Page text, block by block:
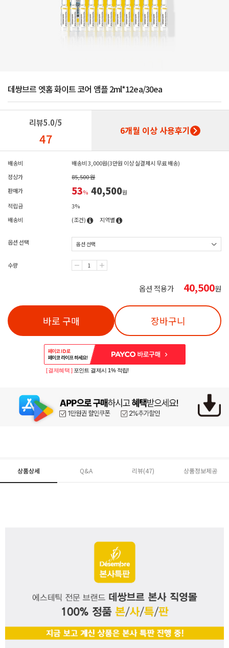
데쌍브르 엣홈 화이트 코어 앰플 2ml*12ea/30ea
리뷰5.0/5
47 6개월 이상 사용후기
배송비
배송비 3,000원(3만원 이상 실결제시 무료 배송)
정상가
85,500 원
판매가
53% 40,500원
적립금
3%
배송비
(조건) 지역별
옵션 선택
수량
옵션 적용가 40,500원
바로 구매 장바구니
페이코 ID로 페
[ 결제혜택 ] 포인트 결제시 1% 적립!
상품상세 Q&A 리뷰(47) 상품정보제공